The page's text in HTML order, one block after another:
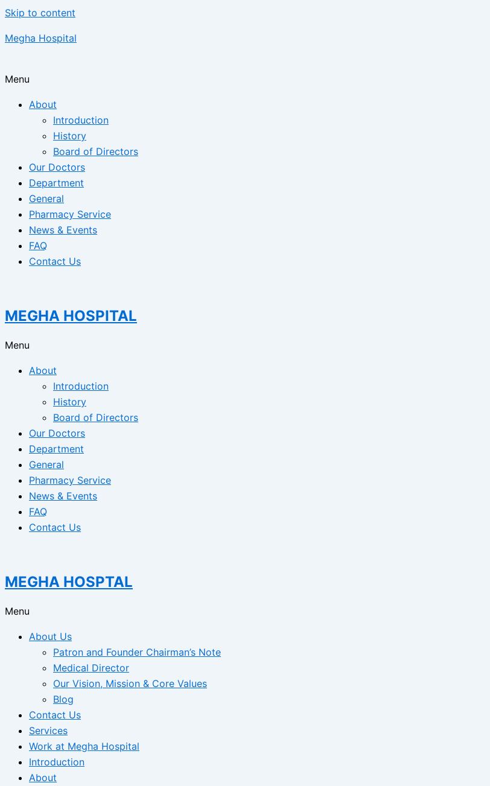
Skip to content
Megha Hospital
Menu
About
Introduction
History
Board of Directors
Our Doctors
Department
General
Pharmacy Service
News & Events
FAQ
Contact Us
MEGHA HOSPITAL
Menu
About
Introduction
History
Board of Directors
Our Doctors
Department
General
Pharmacy Service
News & Events
FAQ
Contact Us
MEGHA HOSPTAL
Menu
About Us
Patron and Founder Chairman’s Note
Medical Director
Our Vision, Mission & Core Values
Blog
Contact Us
Services
Work at Megha Hospital
Introduction
About